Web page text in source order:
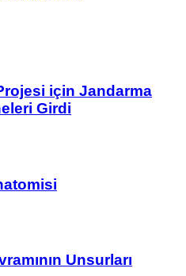
için Jandarma
Girdi
Unsurları